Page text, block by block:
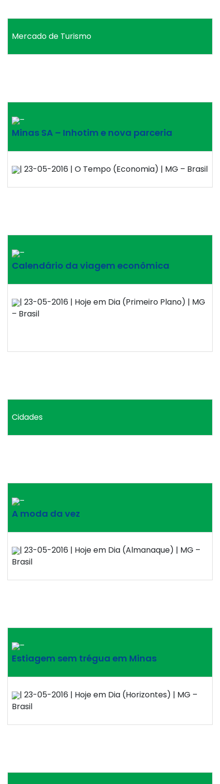
Mercado de Turismo
–
Minas SA – Inhotim e nova parceria
| 23-05-2016 | O Tempo (Economia) | MG – Brasil
–
Calendário da viagem econômica
| 23-05-2016 | Hoje em Dia (Primeiro Plano) | MG
– Brasil
Cidades
–
A moda da vez
| 23-05-2016 | Hoje em Dia (Almanaque) | MG –
Brasil
–
Estiagem sem trégua em Minas
| 23-05-2016 | Hoje em Dia (Horizontes) | MG –
Brasil